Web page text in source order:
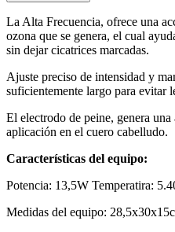
La Alta Frecuencia, ofrece una
ozona que se genera, el cual
sin dejar cicatrices marcadas.
Ajuste preciso de intensidad y
suficientemente largo para evitar
El electrodo de peine, genera
aplicación en el cuero cabelludo.
Características del equipo:
Potencia: 13,5W Temperatira:
Medidas del equipo: